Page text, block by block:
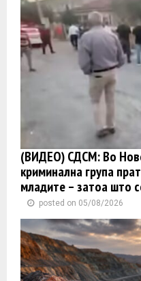
(ВИДЕО) СДСМ: Во
криминална група
младите – затоа што
posted on 05/08/2026